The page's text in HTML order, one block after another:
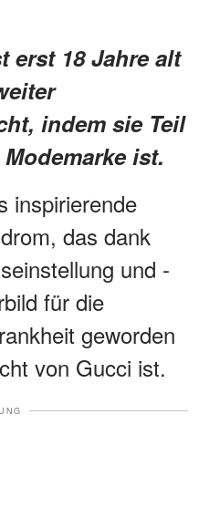
erst 18 Jahre alt
indem sie Teil
ist.
inspirierende
das dank
und -
für die
geworden
von Gucci ist.